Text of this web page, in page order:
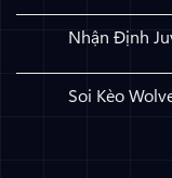
Nhận Định
Soi Kèo